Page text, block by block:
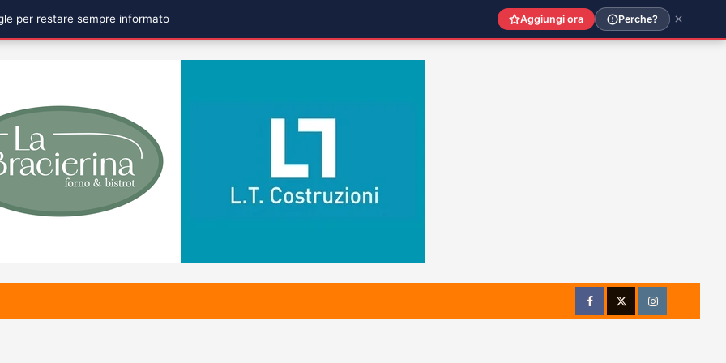
FacebookTwitterInstagram
per restare sempre informato Aggiungi ora Perche?